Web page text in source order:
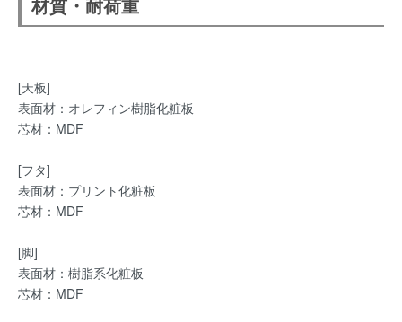
[天板]
表面材：オレフィン樹脂化粧板
芯材：MDF
[フタ]
表面材：プリント化粧板
芯材：MDF
[脚]
表面材：樹脂系化粧板
芯材：MDF